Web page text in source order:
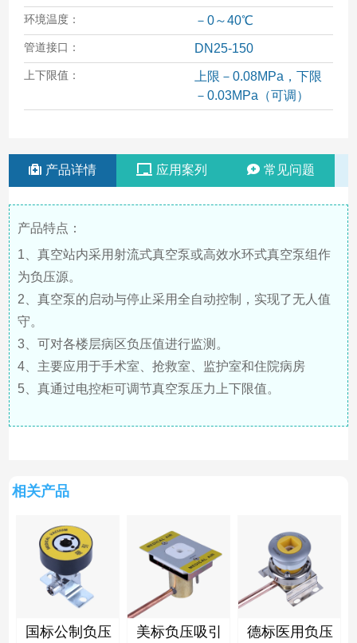
环境温度： －0～40℃
管道接口： DN25-150
上下限值：
上限－0.08MPa，下限
－0.03MPa（可调）
产品详情 应用案列 常见问题
产品特点：
1、真空站内采用射流式真空泵或高效水环式真空泵组作
为负压源。
2、真空泵的启动与停止采用全自动控制，实现了无人值
守。
3、可对各楼层病区负压值进行监测。
4、主要应用于手术室、抢救室、监护室和住院病房
5、真通过电控柜可调节真空泵压力上下限值。
相关产品
国标公制负压
美标负压吸引
德标医用负压